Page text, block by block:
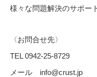
様々な問題解決のサポー
〈お問合せ先〉
TEL 0942-25-8729
メール info@crust.jp